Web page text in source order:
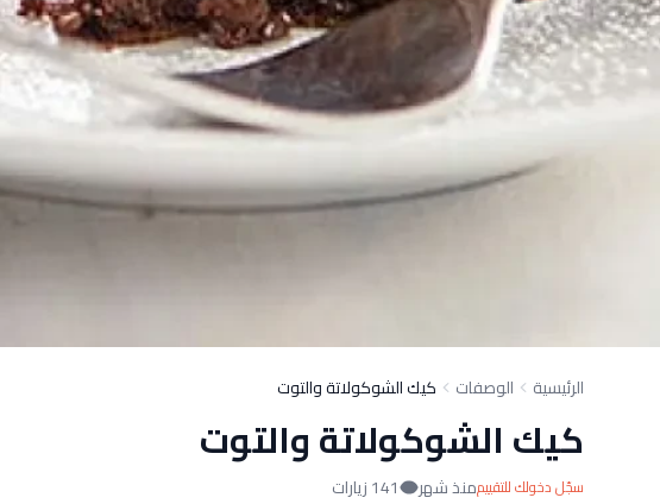
الرئيسية الوصفات كيك الشوكولاتة والتوت
كيك الشوكولاتة والتوت
سجّل دخولك للتقييممنذ شهر 141 زيارات